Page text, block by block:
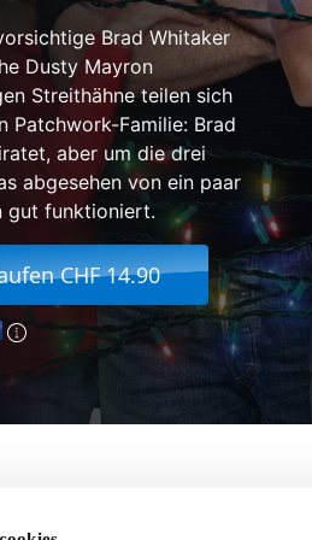
Brad Whitaker
Dusty Mayron
Streithähne teilen sich
Patchwork-Familie: Brad
aber um die drei
abgesehen von ein paar
gut funktioniert.
CHF 14.90